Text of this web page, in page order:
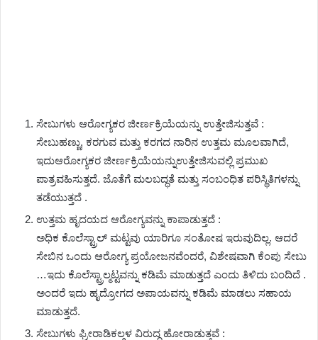
ಸೇಬುಗಳು ಆರೋಗ್ಯಕರ ಜೀರ್ಣಕ್ರಿಯೆಯನ್ನು ಉತ್ತೇಜಿಸುತ್ತವೆ :
ಸೇಬುಹಣ್ಣು, ಕರಗುವ ಮತ್ತು ಕರಗದ ನಾರಿನ ಉತ್ತಮ ಮೂಲವಾಗಿದೆ,
ಇದುಆರೋಗ್ಯಕರ ಜೀರ್ಣಕ್ರಿಯೆಯನ್ನುಉತ್ತೇಜಿಸುವಲ್ಲಿ ಪ್ರಮುಖ
ಪಾತ್ರವಹಿಸುತ್ತದೆ. ಜೊತೆಗೆ ಮಲಬದ್ಧತೆ ಮತ್ತು ಸಂಬಂಧಿತ ಪರಿಸ್ಥಿತಿಗಳನ್ನು
ತಡೆಯುತ್ತದೆ .
ಉತ್ತಮ ಹೃದಯದ ಆರೋಗ್ಯವನ್ನು ಕಾಪಾಡುತ್ತದೆ :
ಅಧಿಕ ಕೊಲೆಸ್ಟ್ರಾಲ್ ಮಟ್ಟವು ಯಾರಿಗೂ ಸಂತೋಷ ಇರುವುದಿಲ್ಲ. ಆದರೆ
ಸೇಬಿನ ಒಂದು ಆರೋಗ್ಯ ಪ್ರಯೋಜನವೆಂದರೆ, ವಿಶೇಷವಾಗಿ ಕೆಂಪು ಸೇಬು
…ಇದು ಕೊಲೆಸ್ಟ್ರಾಲ್ಮಟ್ಟವನ್ನು ಕಡಿಮೆ ಮಾಡುತ್ತದೆ ಎಂದು ತಿಳಿದು ಬಂದಿದೆ .
ಅಂದರೆ ಇದು ಹೃದ್ರೋಗದ ಅಪಾಯವನ್ನು ಕಡಿಮೆ ಮಾಡಲು ಸಹಾಯ
ಮಾಡುತ್ತದೆ.
ಸೇಬುಗಳು ಫ್ರೀರಾಡಿಕಲ್ಗಳ ವಿರುದ್ಧ ಹೋರಾಡುತ್ತವೆ :